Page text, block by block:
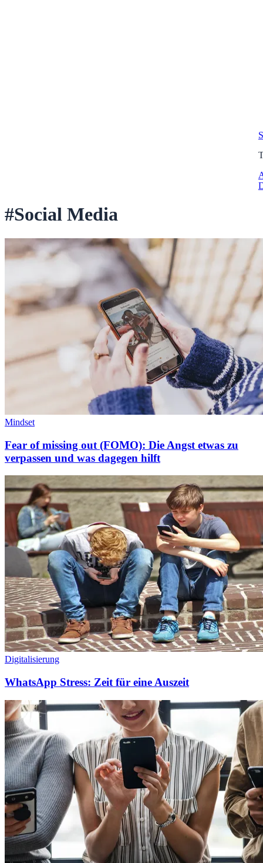
#Social Media
Mindset
Fear of missing out (FOMO): Die Angst etwas zu
verpassen und was dagegen hilft
Digitalisierung
WhatsApp Stress: Zeit für eine Auszeit